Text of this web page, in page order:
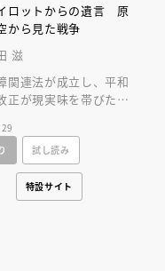
ロットからの遺言 原
から見た戦争
滋
関連法が成立し、平和
正が現実味を帯びた今
、「戦争の真実」を届
試し読み
特設サイト